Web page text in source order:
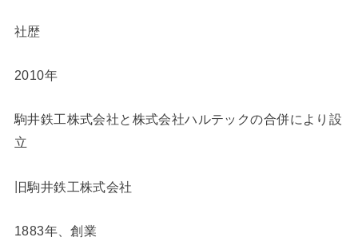
社歴
2010年
駒井鉄工株式会社と株式会社ハルテックの合併により設
立
旧駒井鉄工株式会社
1883年、創業